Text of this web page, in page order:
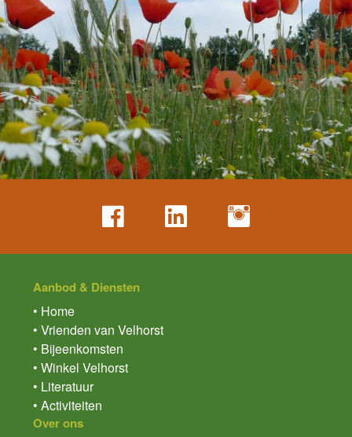
Aanbod & Diensten
• Home
• Vrienden van Velhorst
• Bijeenkomsten
• Winkel Velhorst
• Literatuur
• Activiteiten
Over ons